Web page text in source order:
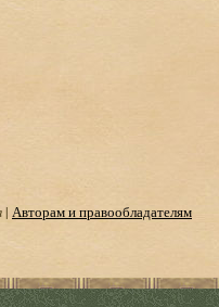
| Авторам и правообладателям